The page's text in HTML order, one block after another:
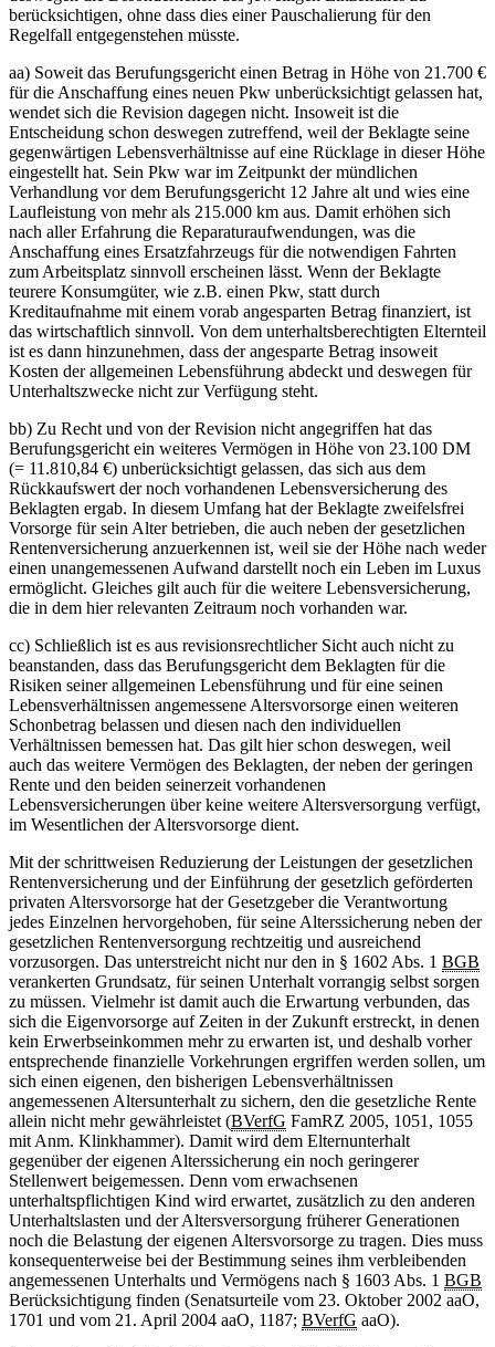
berücksichtigen, ohne dass dies einer Pauschalierung für den
Regelfall entgegenstehen müsste.
aa) Soweit das Berufungsgericht einen Betrag in Höhe von 21.700 €
für die Anschaffung eines neuen Pkw unberücksichtigt gelassen hat,
wendet sich die Revision dagegen nicht. Insoweit ist die
Entscheidung schon deswegen zutreffend, weil der Beklagte seine
gegenwärtigen Lebensverhältnisse auf eine Rücklage in dieser Höhe
eingestellt hat. Sein Pkw war im Zeitpunkt der mündlichen
Verhandlung vor dem Berufungsgericht 12 Jahre alt und wies eine
Laufleistung von mehr als 215.000 km aus. Damit erhöhen sich
nach aller Erfahrung die Reparaturaufwendungen, was die
Anschaffung eines Ersatzfahrzeugs für die notwendigen Fahrten
zum Arbeitsplatz sinnvoll erscheinen lässt. Wenn der Beklagte
teurere Konsumgüter, wie z.B. einen Pkw, statt durch
Kreditaufnahme mit einem vorab angesparten Betrag finanziert, ist
das wirtschaftlich sinnvoll. Von dem unterhaltsberechtigten Elternteil
ist es dann hinzunehmen, dass der angesparte Betrag insoweit
Kosten der allgemeinen Lebensführung abdeckt und deswegen für
Unterhaltszwecke nicht zur Verfügung steht.
bb) Zu Recht und von der Revision nicht angegriffen hat das
Berufungsgericht ein weiteres Vermögen in Höhe von 23.100 DM
(= 11.810,84 €) unberücksichtigt gelassen, das sich aus dem
Rückkaufswert der noch vorhandenen Lebensversicherung des
Beklagten ergab. In diesem Umfang hat der Beklagte zweifelsfrei
Vorsorge für sein Alter betrieben, die auch neben der gesetzlichen
Rentenversicherung anzuerkennen ist, weil sie der Höhe nach weder
einen unangemessenen Aufwand darstellt noch ein Leben im Luxus
ermöglicht. Gleiches gilt auch für die weitere Lebensversicherung,
die in dem hier relevanten Zeitraum noch vorhanden war.
cc) Schließlich ist es aus revisionsrechtlicher Sicht auch nicht zu
beanstanden, dass das Berufungsgericht dem Beklagten für die
Risiken seiner allgemeinen Lebensführung und für eine seinen
Lebensverhältnissen angemessene Altersvorsorge einen weiteren
Schonbetrag belassen und diesen nach den individuellen
Verhältnissen bemessen hat. Das gilt hier schon deswegen, weil
auch das weitere Vermögen des Beklagten, der neben der geringen
Rente und den beiden seinerzeit vorhandenen
Lebensversicherungen über keine weitere Altersversorgung verfügt,
im Wesentlichen der Altersvorsorge dient.
Mit der schrittweisen Reduzierung der Leistungen der gesetzlichen
Rentenversicherung und der Einführung der gesetzlich geförderten
privaten Altersvorsorge hat der Gesetzgeber die Verantwortung
jedes Einzelnen hervorgehoben, für seine Alterssicherung neben der
gesetzlichen Rentenversorgung rechtzeitig und ausreichend
vorzusorgen. Das unterstreicht nicht nur den in § 1602 Abs. 1 BGB
verankerten Grundsatz, für seinen Unterhalt vorrangig selbst sorgen
zu müssen. Vielmehr ist damit auch die Erwartung verbunden, das
sich die Eigenvorsorge auf Zeiten in der Zukunft erstreckt, in denen
kein Erwerbseinkommen mehr zu erwarten ist, und deshalb vorher
entsprechende finanzielle Vorkehrungen ergriffen werden sollen, um
sich einen eigenen, den bisherigen Lebensverhältnissen
angemessenen Altersunterhalt zu sichern, den die gesetzliche Rente
allein nicht mehr gewährleistet (BVerfG FamRZ 2005, 1051, 1055
mit Anm. Klinkhammer). Damit wird dem Elternunterhalt
gegenüber der eigenen Alterssicherung ein noch geringerer
Stellenwert beigemessen. Denn vom erwachsenen
unterhaltspflichtigen Kind wird erwartet, zusätzlich zu den anderen
Unterhaltslasten und der Altersversorgung früherer Generationen
noch die Belastung der eigenen Altersvorsorge zu tragen. Dies muss
konsequenterweise bei der Bestimmung seines ihm verbleibenden
angemessenen Unterhalts und Vermögens nach § 1603 Abs. 1 BGB
Berücksichtigung finden (Senatsurteile vom 23. Oktober 2002 aaO,
1701 und vom 21. April 2004 aaO, 1187; BVerfG aaO).